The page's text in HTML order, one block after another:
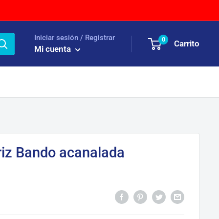
Iniciar sesión / Registrar
Mi cuenta
0 Carrito
Bando acanalada